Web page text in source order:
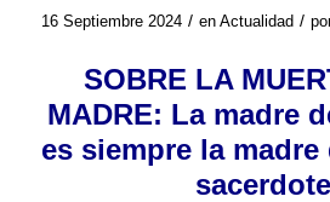
16 Septiembre 2024 / en Actualidad /
SOBRE LA
MADRE: La madre
es siempre la